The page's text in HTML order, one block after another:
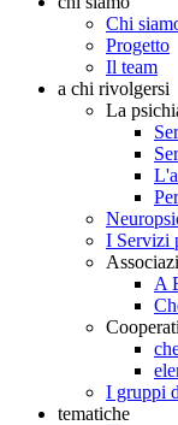
Chi
Progetto
Il team
a chi rivolgersi
La
I Servizi
A
I gruppi
tematiche